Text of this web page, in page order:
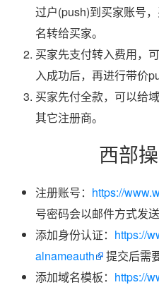
过户(push)到买家账号
名转给买家。
买家先支付转入费用，
入成功后，再进行带价
买家先付全款，可以给
其它注册商。
西部
注册账号： https://
号密码会以邮件方式发
添加身份认证： https://
alnameauth
提交后需
添加域名模板： https://